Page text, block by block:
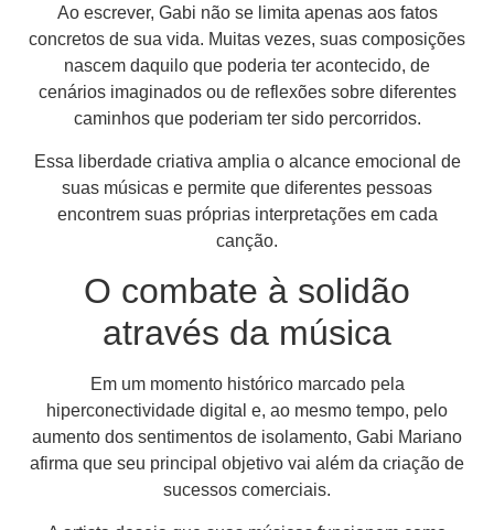
Ao escrever, Gabi não se limita apenas aos fatos
concretos de sua vida. Muitas vezes, suas composições
nascem daquilo que poderia ter acontecido, de
cenários imaginados ou de reflexões sobre diferentes
caminhos que poderiam ter sido percorridos.
Essa liberdade criativa amplia o alcance emocional de
suas músicas e permite que diferentes pessoas
encontrem suas próprias interpretações em cada
canção.
O combate à solidão
através da música
Em um momento histórico marcado pela
hiperconectividade digital e, ao mesmo tempo, pelo
aumento dos sentimentos de isolamento, Gabi Mariano
afirma que seu principal objetivo vai além da criação de
sucessos comerciais.